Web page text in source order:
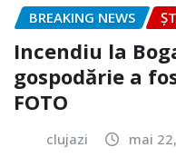
BREAKING NEWS
Incendiu la
gospodărie a
FOTO
clujazi mai